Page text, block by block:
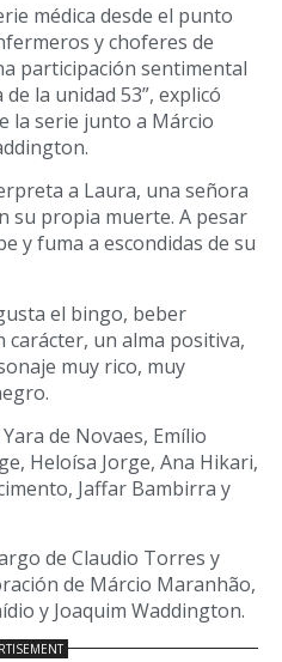
médica desde el punto
y choferes de
participación sentimental
la unidad 53”, explicó
la serie junto a Márcio
a Laura, una señora
su propia muerte. A pesar
y fuma a escondidas de su
el bingo, beber
un alma positiva,
muy rico, muy
de Novaes, Emílio
Heloísa Jorge, Ana Hikari,
Jaffar Bambirra y
de Claudio Torres y
de Márcio Maranhão,
y Joaquim Waddington.